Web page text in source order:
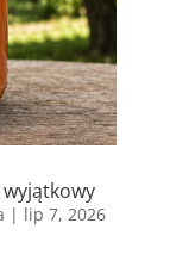
| lip 7, 2026